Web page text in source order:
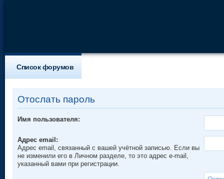
Список форумов
Отослать пароль
Имя пользователя:
Адрес email:
Адрес email, связанный с вашей учётной записью. Если вы
не изменили его в Личном разделе, то это адрес e-mail,
указанный вами при регистрации.